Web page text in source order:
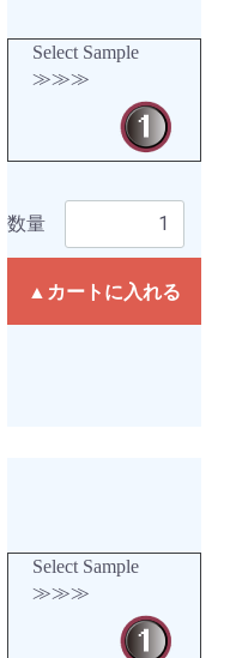
Select Sample
≫≫≫
数量
▲カートに入れる
Select Sample
≫≫≫